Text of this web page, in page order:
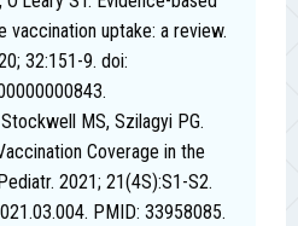
vaccination uptake: a review.
32:151-9. doi:
MS, Szilagyi PG.
Coverage in the
2021; 21(4S):S1-S2.
PMID: 33958085.